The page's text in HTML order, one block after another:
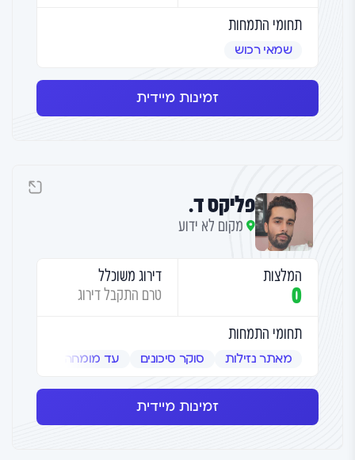
תחומי התמחות
שמאי רכוש
זמינות מיידית
פליקס ד.
מקום לא ידוע
המלצות
0
דירוג משוכלל
טרם התקבל דירוג
תחומי התמחות
מאתר נזילות סוקר סיכונים עד מומחה
זמינות מיידית